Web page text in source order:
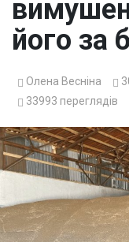
його за
Олена Весніна
33993 переглядів